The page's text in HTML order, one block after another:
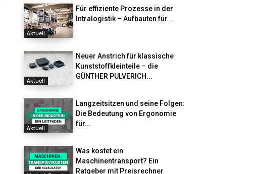
Aktuell
Für effiziente Prozesse in der
Intralogistik – Aufbauten für...
Aktuell
Neuer Anstrich für klassische
Kunststoffkleinteile – die
GÜNTHER PULVERICH...
Aktuell
Langzeitsitzen und seine Folgen:
Die Bedeutung von Ergonomie
für...
Was kostet ein
Maschinentransport? Ein
Ratgeber mit Preisrechner